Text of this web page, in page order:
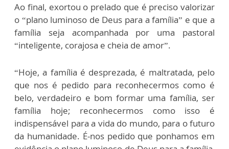
Ao final, exortou o prelado que é preciso valorizar
o “plano luminoso de Deus para a família” e que a
família seja acompanhada por uma pastoral
“inteligente, corajosa e cheia de amor”.
“Hoje, a família é desprezada, é maltratada, pelo
que nos é pedido para reconhecermos como é
belo, verdadeiro e bom formar uma família, ser
família hoje; reconhecermos como isso é
indispensável para a vida do mundo, para o futuro
da humanidade. É-nos pedido que ponhamos em